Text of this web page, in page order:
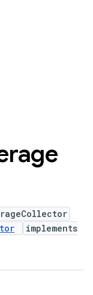
implements